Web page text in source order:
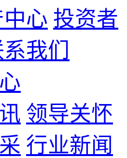
心 投资者
我们
领导关怀
行业新闻